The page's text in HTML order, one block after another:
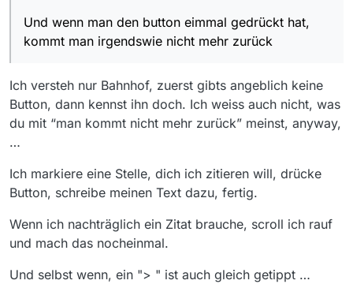
Und wenn man den button eimmal gedrückt hat,
kommt man irgendswie nicht mehr zurück
Ich versteh nur Bahnhof, zuerst gibts angeblich keine
Button, dann kennst ihn doch. Ich weiss auch nicht, was
du mit “man kommt nicht mehr zurück” meinst, anyway,
…
Ich markiere eine Stelle, dich ich zitieren will, drücke
Button, schreibe meinen Text dazu, fertig.
Wenn ich nachträglich ein Zitat brauche, scroll ich rauf
und mach das nocheinmal.
Und selbst wenn, ein "> " ist auch gleich getippt …